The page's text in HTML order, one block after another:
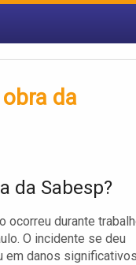
da
da Sabesp?
ocorreu durante
O incidente se deu
em danos